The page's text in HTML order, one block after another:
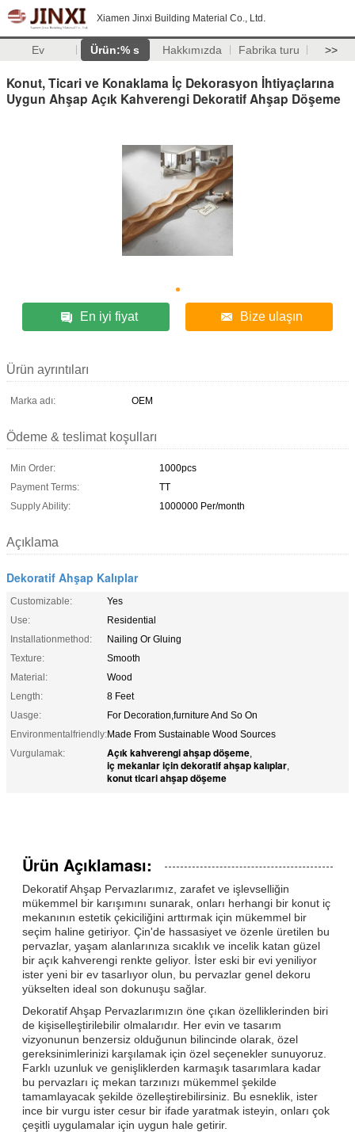
Xiamen Jinxi Building Material Co., Ltd.
Ev Ürün:% s Hakkımızda Fabrika turu >>
Konut, Ticari ve Konaklama İç Dekorasyon İhtiyaçlarına
Uygun Ahşap Açık Kahverengi Dekoratif Ahşap Döşeme
En iyi fiyat Bize ulaşın
Ürün ayrıntıları
Marka adı: OEM
Ödeme & teslimat koşulları
Min Order:
1000pcs
Payment Terms:
TT
Supply Ability:
1000000 Per/month
Açıklama
Dekoratif Ahşap Kalıplar
Customizable:
Yes
Use:
Residential
Installationmethod:
Nailing Or Gluing
Texture:
Smooth
Material:
Wood
Length:
8 Feet
Uasge:
For Decoration,furniture And So On
Environmentalfriendly:Made From Sustainable Wood Sources
Vurgulamak:
Açık kahverengi ahşap döşeme,
iç mekanlar için dekoratif ahşap kalıplar,
konut ticari ahşap döşeme
Ürün Açıklaması:
Dekoratif Ahşap Pervazlarımız, zarafet ve işlevselliğin
mükemmel bir karışımını sunarak, onları herhangi bir konut iç
mekanının estetik çekiciliğini arttırmak için mükemmel bir
seçim haline getiriyor. Çin'de hassasiyet ve özenle üretilen bu
pervazlar, yaşam alanlarınıza sıcaklık ve incelik katan güzel
bir açık kahverengi renkte geliyor. İster eski bir evi yeniliyor
ister yeni bir ev tasarlıyor olun, bu pervazlar genel dekoru
yükselten ideal son dokunuşu sağlar.
Dekoratif Ahşap Pervazlarımızın öne çıkan özelliklerinden biri
de kişiselleştirilebilir olmalarıdır. Her evin ve tasarım
vizyonunun benzersiz olduğunun bilincinde olarak, özel
gereksinimlerinizi karşılamak için özel seçenekler sunuyoruz.
Farklı uzunluk ve genişliklerden karmaşık tasarımlara kadar
bu pervazları iç mekan tarzınızı mükemmel şekilde
tamamlayacak şekilde özelleştirebilirsiniz. Bu esneklik, ister
ince bir vurgu ister cesur bir ifade yaratmak isteyin, onları çok
çeşitli uygulamalar için uygun hale getirir.